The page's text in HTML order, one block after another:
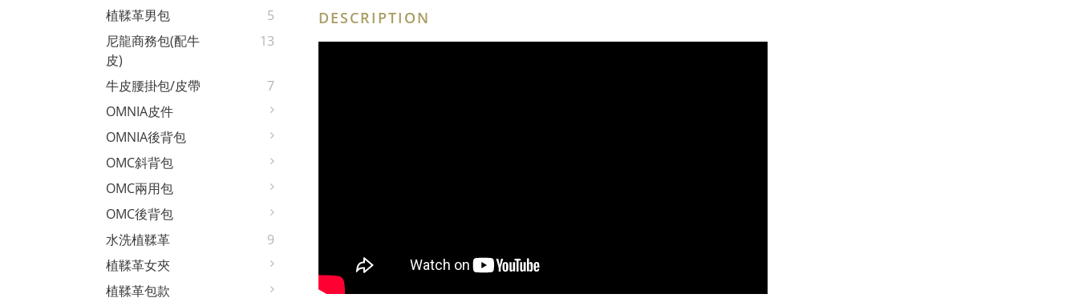
植鞣革男包
5
尼龍商務包(配牛
皮)
13
牛皮腰掛包/皮帶
7
OMNIA皮件
OMNIA後背包
OMC斜背包
OMC兩用包
OMC後背包
水洗植鞣革
9
植鞣革女夾
植鞣革包款
DESCRIPTION